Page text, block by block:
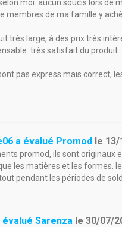
moi. aucun soucis lors de
membres de ma famille y
très large, à des prix très
très satisfait du produit.
pas express mais correct,
a évalué Promod le 13/
promod, ils sont originaux
les matières et les formes.
pendant les périodes de
évalué Sarenza le30/07/